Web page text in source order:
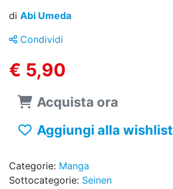
di Abi Umeda
Condividi
€ 5,90
Acquista ora
Aggiungi alla wishlist
Categorie: Manga
Sottocategorie: Seinen